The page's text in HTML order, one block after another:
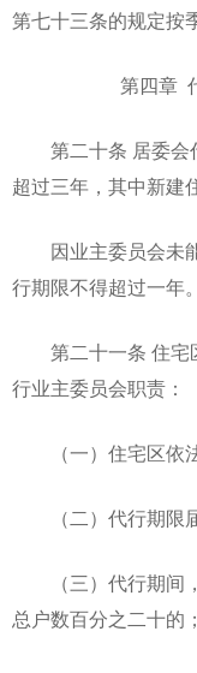
第七十三条的规定按
第四章
第二十条 居委会
超过三年，其中新建
因业主委员会未能
行期限不得超过一年。
第二十一条 住宅
行业主委员会职责：
（一）住宅区依法
（二）代行期限届
（三）代行期间，
总户数百分之二十的；